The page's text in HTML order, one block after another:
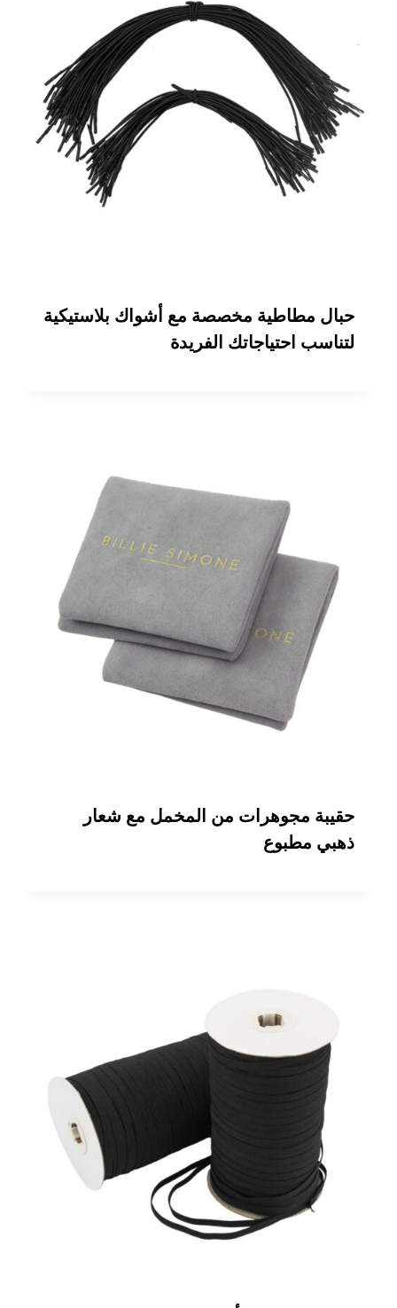
حبال مطاطية مخصصة مع أشواك بلاستيكية
لتناسب احتياجاتك الفريدة
حقيبة مجوهرات من المخمل مع شعار
ذهبي مطبوع